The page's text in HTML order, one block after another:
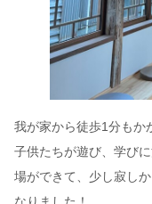
我が家から徒歩1分もか
子供たちが遊び、学び
場ができて、少し寂し